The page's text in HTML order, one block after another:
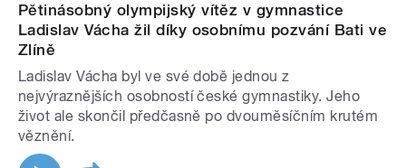
Pětinásobný olympijský vítěz v gymnastice
Ladislav Vácha žil díky osobnímu pozvání Bati ve
Zlíně
Ladislav Vácha byl ve své době jednou z
nejvýraznějších osobností české gymnastiky. Jeho
život ale skončil předčasně po dvouměsíčním krutém
věznění.